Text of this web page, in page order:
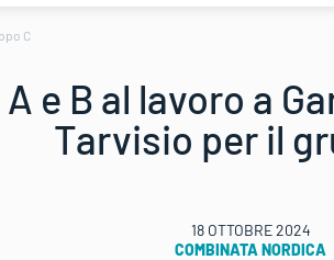
C
e B al lavoro a
Tarvisio per il
18 OTTOBRE 2024
COMBINATA NORDICA